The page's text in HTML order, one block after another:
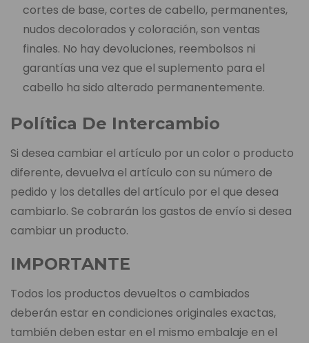
cortes de base, cortes de cabello, permanentes,
nudos decolorados y coloración, son ventas
finales. No hay devoluciones, reembolsos ni
garantías una vez que el suplemento para el
cabello ha sido alterado permanentemente.
Política De Intercambio
Si desea cambiar el artículo por un color o producto
diferente, devuelva el artículo con su número de
pedido y los detalles del artículo por el que desea
cambiarlo. Se cobrarán los gastos de envío si desea
cambiar un producto.
IMPORTANTE
Todos los productos devueltos o cambiados
deberán estar en condiciones originales exactas,
también deben estar en el mismo embalaje en el